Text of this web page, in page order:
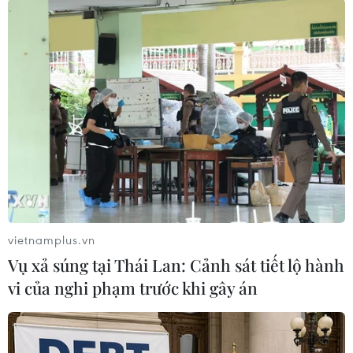
#Liên hợp quốc #UNESCO #Nhà báo
#Trừng phạt
Theo dõi VietnamPlus
vietnamplus.vn
Vụ xả súng tại Thái Lan: Cảnh sát tiết lộ hành
vi của nghi phạm trước khi gây án